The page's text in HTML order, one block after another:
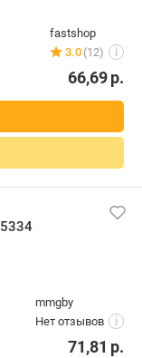
fastshop
3.0 (12) i
66,69р.
mmgby
Нет отзывов
i
71,81 р.